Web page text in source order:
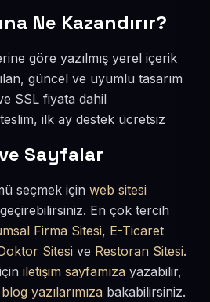
Ne Kazandırır?
göre yazılmış yerel içerik
güncel ve uyumlu tasarım
SSL fiyata dahil
ilk ay destek ücretsiz
Sayfalar
seçmek için web sitesi
En çok tercih
Firma Sitesi, E-Ticaret
Sitesi ve Restoran Sitesi.
iletişim sayfamıza yazabilir,
blog yazılarımıza bakabilirsiniz.